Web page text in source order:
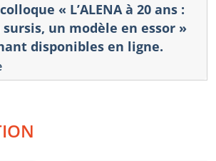
« L’ALENA à 20 ans :
un modèle en essor »
disponibles en ligne.